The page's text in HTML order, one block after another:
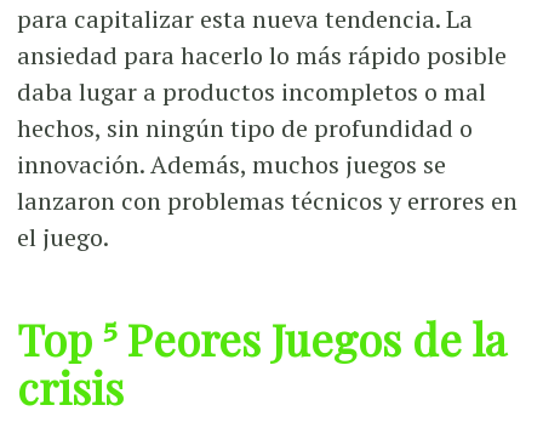
para capitalizar esta nueva tendencia. La
ansiedad para hacerlo lo más rápido posible
daba lugar a productos incompletos o mal
hechos, sin ningún tipo de profundidad o
innovación. Además, muchos juegos se
lanzaron con problemas técnicos y errores en
el juego.
Top 5 Peores Juegos de la
crisis